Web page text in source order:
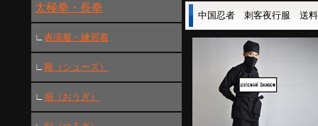
太極拳・長拳
∟表演服・練習着
∟靴（シューズ）
∟ 扇（おうぎ）
中国忍者 刺客夜行服 送料